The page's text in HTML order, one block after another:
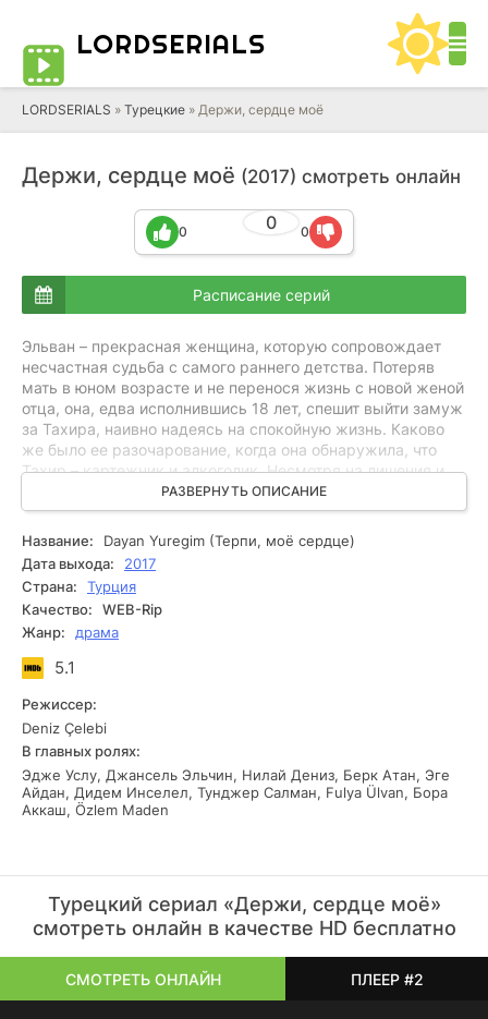
LORDSERIALS
LORDSERIALS » Турецкие » Держи, сердце моё
Держи, сердце моё (2017) смотреть онлайн
0
0 0
Расписание серий
Эльван – прекрасная женщина, которую сопровождает
несчастная судьба с самого раннего детства. Потеряв
мать в юном возрасте и не перенося жизнь с новой женой
отца, она, едва исполнившись 18 лет, спешит выйти замуж
за Тахира, наивно надеясь на спокойную жизнь. Каково
же было ее разочарование, когда она обнаружила, что
Тахир – картежник и алкоголик. Несмотря на лишения и
трудности, Эльван стойко переносит супружескую жизнь
с ним, ведь у них рождаются двое прекрасных детей –
дочь Серай и сын Селим. Однажды происходит
несчастный случай, в котором пострадал Селим, и владея
собой в ярости, Эльван уничтожает Тахира навсегда,
чтобы защитить своего сына.
РАЗВЕРНУТЬ ОПИСАНИЕ
Название:
Dayan Yuregim (Терпи, моё сердце)
Дата выхода:
2017
Страна:
Турция
Качество:
WEB-Rip
Жанр:
драма
5.1
Режиссер:
Deniz Çelebi
В главных ролях:
Эдже Услу, Джансель Эльчин, Нилай Дениз, Берк Атан, Эге
Айдан, Дидем Инселел, Тунджер Салман, Fulya Ülvan, Бора
Аккаш, Özlem Maden
Турецкий сериал «Держи, сердце моё»
смотреть онлайн в качестве HD бесплатно
СМОТРЕТЬ ОНЛАЙН ПЛЕЕР #2